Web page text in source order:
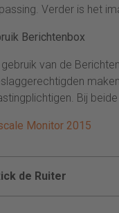
Verder is het
Berichtenbox
gebruik van de
Bij
Monitor 2015
de Ruiter